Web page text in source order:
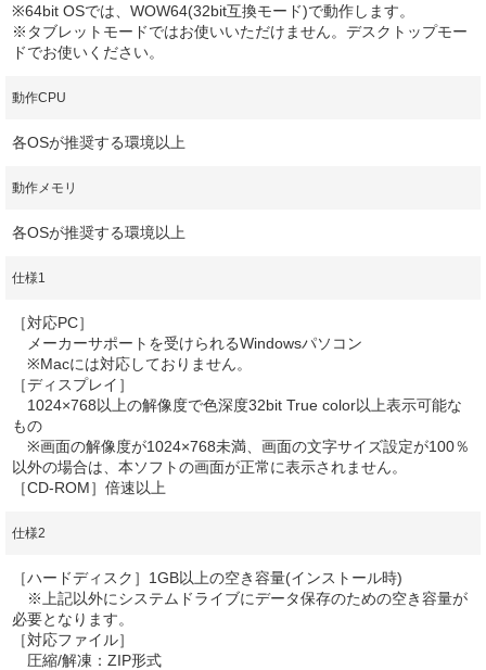
※64bit OSでは、WOW64(32bit互換モード)で動作します。
※タブレットモードではお使いいただけません。デスクトップモー
ドでお使いください。
動作CPU
各OSが推奨する環境以上
動作メモリ
各OSが推奨する環境以上
仕様1
［対応PC］
メーカーサポートを受けられるWindowsパソコン
※Macには対応しておりません。
［ディスプレイ］
1024×768以上の解像度で色深度32bit True color以上表示可能な
もの
※画面の解像度が1024×768未満、画面の文字サイズ設定が100％
以外の場合は、本ソフトの画面が正常に表示されません。
［CD-ROM］倍速以上
仕様2
［ハードディスク］1GB以上の空き容量(インストール時)
※上記以外にシステムドライブにデータ保存のための空き容量が
必要となります。
［対応ファイル］
圧縮/解凍：ZIP形式